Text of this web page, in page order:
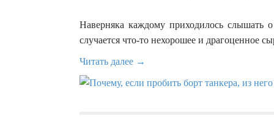
Наверняка каждому приходилось слышать
случается что-то нехорошее и драгоценное
Читать далее →